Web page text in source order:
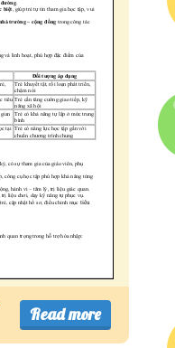
Read more